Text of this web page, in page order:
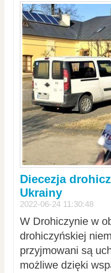
Diecezja
Ukrainy
2022-06-24 11:30:48
W Drohiczynie w
drohiczyńskiej
przyjmowani są
możliwe dzięki